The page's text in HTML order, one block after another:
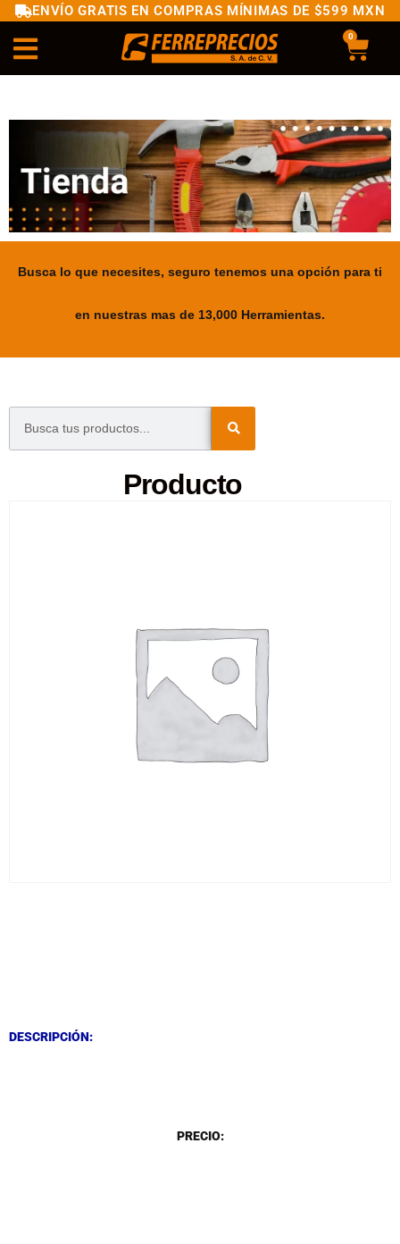
ENVÍO GRATIS EN COMPRAS MÍNIMAS DE $599 MXN
0
Busca lo que necesites, seguro tenemos una opción para ti
en nuestras mas de 13,000 Herramientas.
Producto
DESCRIPCIÓN:
PRECIO: